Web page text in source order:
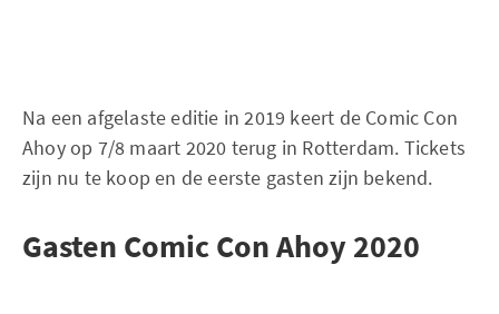
Na een afgelaste editie in 2019 keert de Comic Con
Ahoy op 7/8 maart 2020 terug in Rotterdam. Tickets
zijn nu te koop en de eerste gasten zijn bekend.
Gasten Comic Con Ahoy 2020